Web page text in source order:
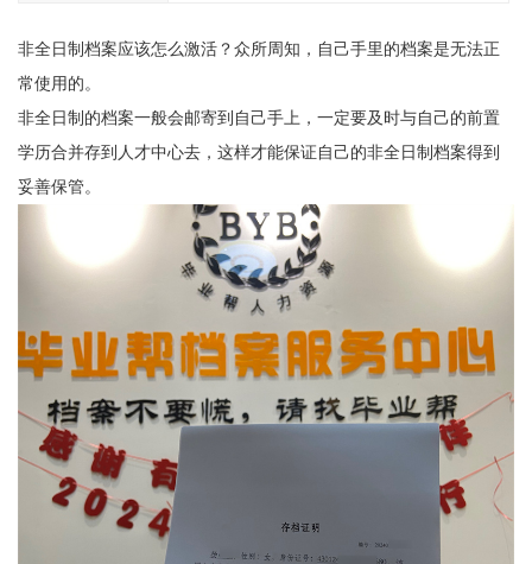
非全日制档案应该怎么激活？众所周知，自己手里的档案是无法正
常使用的。
非全日制的档案一般会邮寄到自己手上，一定要及时与自己的前置
学历合并存到人才中心去，这样才能保证自己的非全日制档案得到
妥善保管。